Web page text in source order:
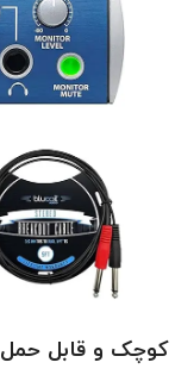
کوچک و قابل حمل